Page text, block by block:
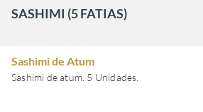
SASHIMI (5 FATIAS)
Sashimi de Atum
Sashimi de atum. 5 Unidades.